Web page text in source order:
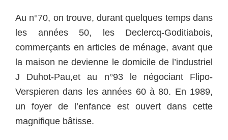
Au n°70, on trouve, durant quelques temps dans
les années 50, les Declercq-Goditiabois,
commerçants en articles de ménage, avant que
la maison ne devienne le domicile de l’industriel
J Duhot-Pau,et au n°93 le négociant Flipo-
Verspieren dans les années 60 à 80. En 1989,
un foyer de l’enfance est ouvert dans cette
magnifique bâtisse.